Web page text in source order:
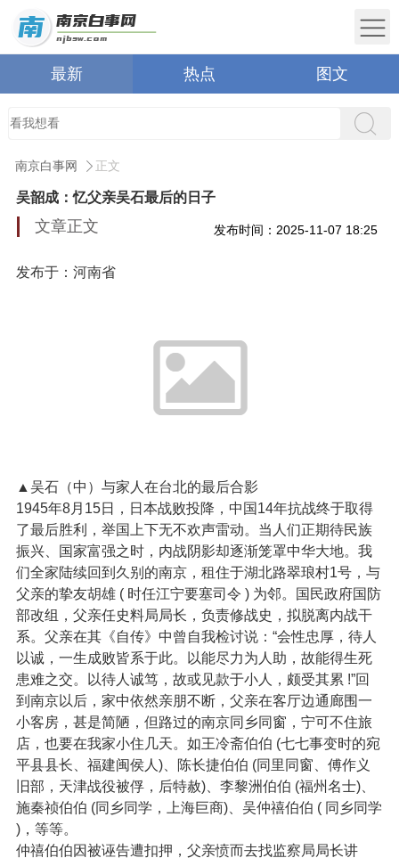
最新 热点 图文
南京白事网 正文
吴韶成：忆父亲吴石最后的日子
文章正文 发布时间：2025-11-07 18:25
发布于： 河南省
▲吴石（中）与家人在台北的最后合影
1945年8月15日，日本战败投降，中国14年抗战终于取得
了最后胜利，举国上下无不欢声雷动。当人们正期待民族
振兴、国家富强之时，内战阴影却逐渐笼罩中华大地。我
们全家陆续回到久别的南京，租住于湖北路翠琅村1号，与
父亲的挚友胡雄 ( 时任江宁要塞司令 ) 为邻。国民政府国防
部改组，父亲任史料局局长，负责修战史，拟脱离内战干
系。父亲在其《自传》中曾自我检讨说：“会性忠厚，待人
以诚，一生成败皆系于此。以能尽力为人助，故能得生死
患难之交。以待人诚笃，故或见款于小人，颇受其累 !”回
到南京以后，家中依然亲朋不断，父亲在客厅边通廊围一
小客房，甚是简陋，但路过的南京同乡同窗，宁可不住旅
店，也要在我家小住几天。如王冷斋伯伯 (七七事变时的宛
平县县长、福建闽侯人)、陈长捷伯伯 (同里同窗、傅作义
旧部，天津战役被俘，后特赦)、李黎洲伯伯 (福州名士)、
施秦祯伯伯 (同乡同学，上海巨商)、吴仲禧伯伯 ( 同乡同学
)，等等。
仲禧伯伯因被诬告遭扣押，父亲愤而去找监察局局长讲